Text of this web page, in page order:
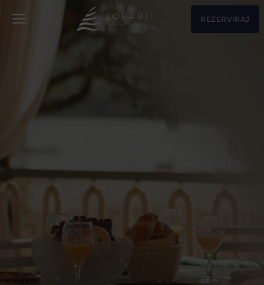
REZERVIRAJ